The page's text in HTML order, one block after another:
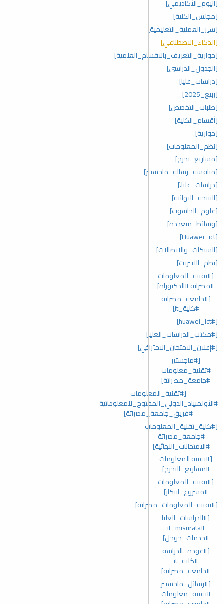
[اليوم_الأكاديمي]
[مجلس_الكلية]
[سير_العملية_التعليمية]
[الذكاء_الاصطناعي]
[حوارية_التعريف_بالاقسام_العلمية]
[الجدول_الدراسي]
[دراسات_عليا]
[ربيع_2025]
[طلبات_التخصص]
[أقسام_الكلية]
[حوارية]
[نظم_المعلومات]
[مشاريع_تخرج]
[مناقشة_رسالة_ماجستير]
[دراسات_عليا،]
[النتيجة_النهائية]
[علوم_الحاسوب]
[وسائط_متعددة]
[Huawei_ict]
[الشبكات_والاتصالات]
[نظم_الانترنت]
[#تقنية_المعلومات
#مصراتة #الدكتوراه]
[#جامعة_مصراتة
#كلية_it]
[#huawei_ict]
[#مكتب_الدراسات_العليا]
[#إعلان_الامتحان_الاحترافي]
[#ماجستير
#تقنية_معلومات
#جامعة_مصراتة]
[#تقنية_المعلومات
#الأولمبياد_الدولي_المفتوح_للمعلوماتية
#فريق_جامعة_مصراتة]
[#كلية_تقنية_المعلومات
#جامعة_مصراتة
#الامتحانات_النهائية]
[#تقنية المعلومات
#مشاريع_التخرج]
[#تقنية_المعلومات
#مشروع_ابتكار]
[#تقنية_المعلومات_مصراتة]
[#الدراسات_العليا
#it_misurata
#خدمات_جوجل]
[#عودة_الدراسة
#كلية_it
#جامعة_مصراتة]
[#رسائل_ماجستير
#تقنية_معلومات